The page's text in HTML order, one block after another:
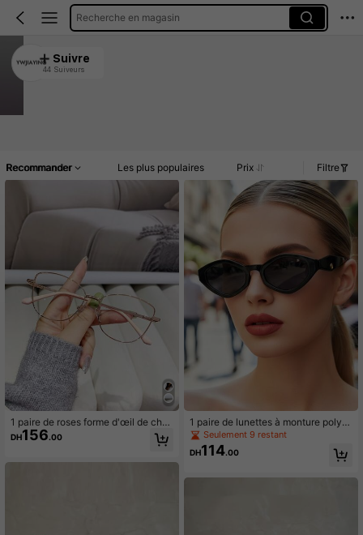
Recherche en magasin
YWJIAYING
4.88
Suivre
44 Suiveurs
Recommander Les plus populaires Prix Filtre
1 paire de roses forme d'œil de chat
pour femmes, monture en métal, ver
res non correcteurs, mode polyvale
DH156.00
1 paire de lunettes à monture polyg
onale en PC pour femmes, style à la
mode, convient pour les voyages, la
photographie de rue et la vie quotidi
Seulement 9 restant
DH114.00